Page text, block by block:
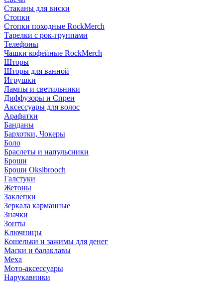
Стаканы для виски
Стопки
Стопки походные RockMerch
Тарелки с рок-группами
Телефоны
Чашки кофейные RockMerch
Шторы
Шторы для ванной
Игрушки
Лампы и светильники
Диффузоры и Спреи
Аксессуары для волос
Арафатки
Банданы
Бархотки, Чокеры
Боло
Браслеты и напульсники
Броши
Броши Oksibrooch
Галстуки
Жетоны
Заклепки
Зеркала карманные
Значки
Зонты
Ключницы
Кошельки и зажимы для денег
Маски и балаклавы
Меха
Мото-аксессуары
Нарукавники